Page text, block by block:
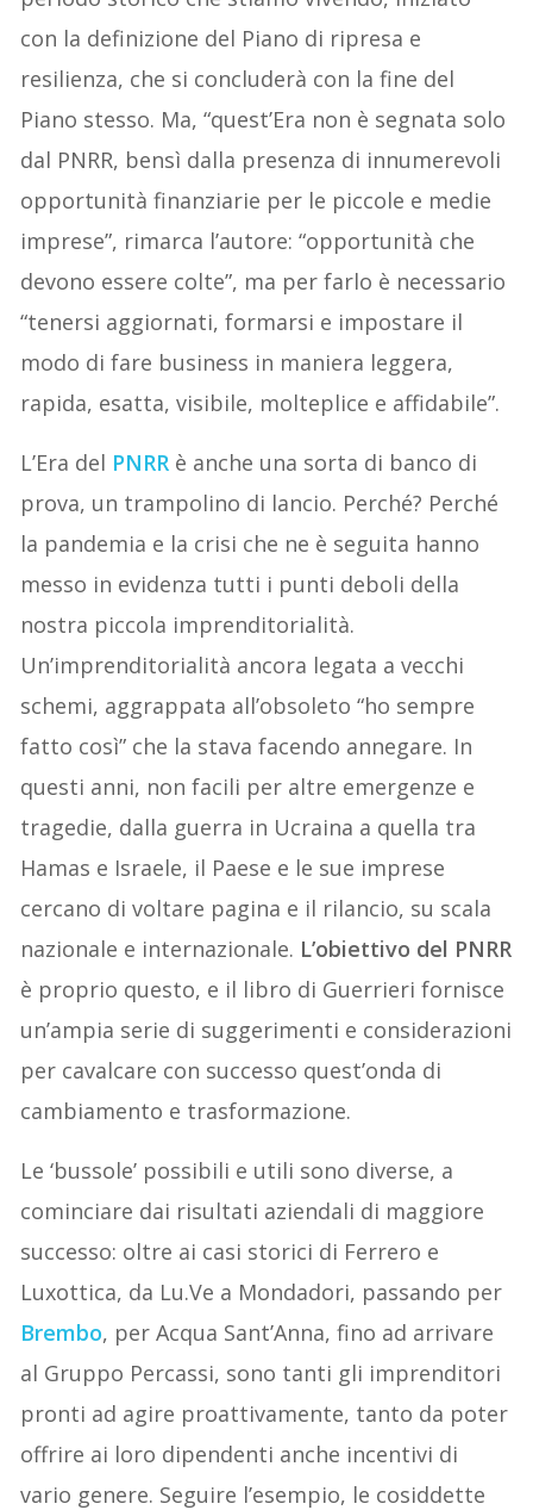
con la definizione del Piano di ripresa e
resilienza, che si concluderà con la fine del
Piano stesso. Ma, “quest’Era non è segnata solo
dal PNRR, bensì dalla presenza di innumerevoli
opportunità finanziarie per le piccole e medie
imprese”, rimarca l’autore: “opportunità che
devono essere colte”, ma per farlo è necessario
“tenersi aggiornati, formarsi e impostare il
modo di fare business in maniera leggera,
rapida, esatta, visibile, molteplice e affidabile”.
L’Era del PNRR è anche una sorta di banco di
prova, un trampolino di lancio. Perché? Perché
la pandemia e la crisi che ne è seguita hanno
messo in evidenza tutti i punti deboli della
nostra piccola imprenditorialità.
Un’imprenditorialità ancora legata a vecchi
schemi, aggrappata all’obsoleto “ho sempre
fatto così” che la stava facendo annegare. In
questi anni, non facili per altre emergenze e
tragedie, dalla guerra in Ucraina a quella tra
Hamas e Israele, il Paese e le sue imprese
cercano di voltare pagina e il rilancio, su scala
nazionale e internazionale. L’obiettivo del PNRR
è proprio questo, e il libro di Guerrieri fornisce
un’ampia serie di suggerimenti e considerazioni
per cavalcare con successo quest’onda di
cambiamento e trasformazione.
Le ‘bussole’ possibili e utili sono diverse, a
cominciare dai risultati aziendali di maggiore
successo: oltre ai casi storici di Ferrero e
Luxottica, da Lu.Ve a Mondadori, passando per
Brembo, per Acqua Sant’Anna, fino ad arrivare
al Gruppo Percassi, sono tanti gli imprenditori
pronti ad agire proattivamente, tanto da poter
offrire ai loro dipendenti anche incentivi di
vario genere. Seguire l’esempio, le cosiddette